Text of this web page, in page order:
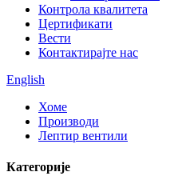
Контрола квалитета
Цертификати
Вести
Контактирајте нас
English
Хоме
Производи
Лептир вентили
Категорије